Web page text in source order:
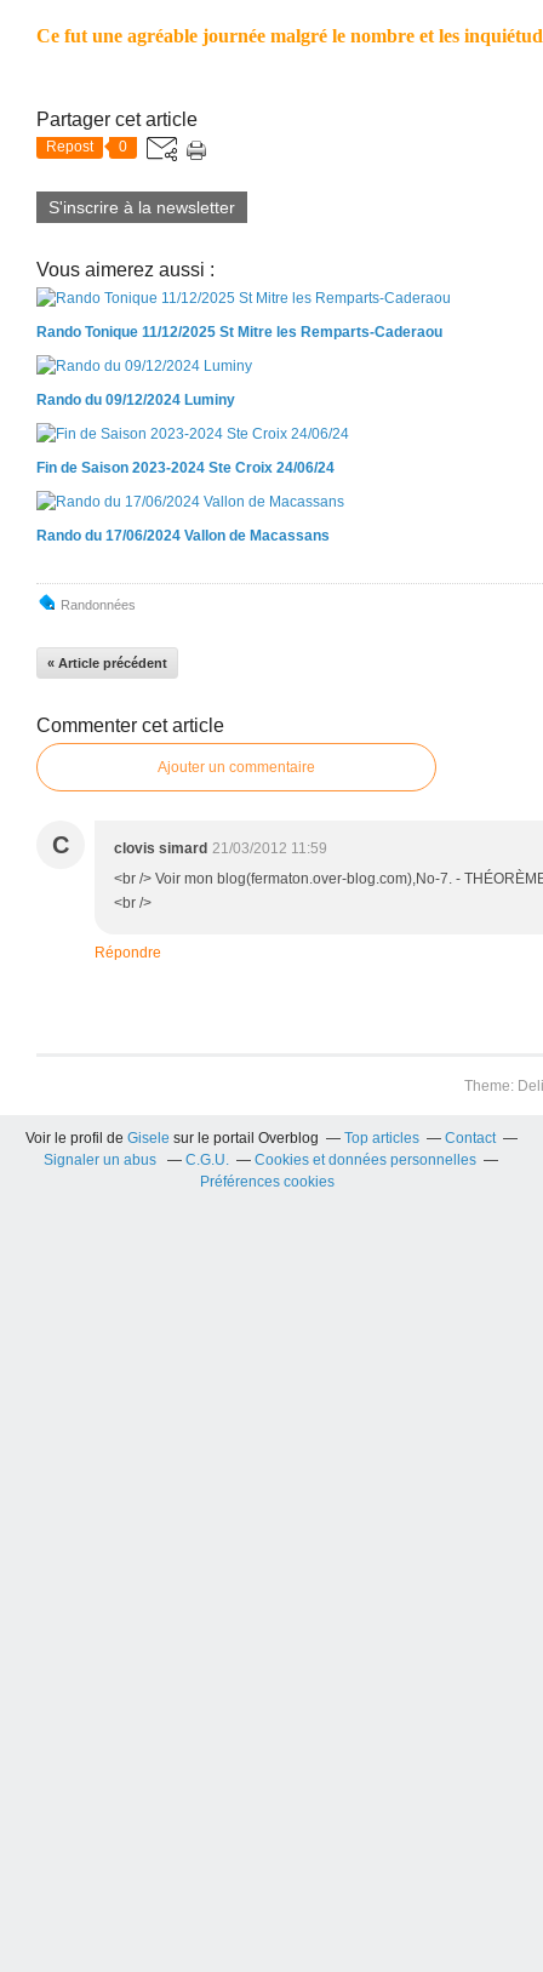
Ce fut une agréable journée malgré le nombre et les
Partager cet article
Repost 0
S'inscrire à la newsletter
Vous aimerez aussi :
Rando Tonique 11/12/2025 St Mitre les Remparts-Caderaou
Rando du 09/12/2024 Luminy
Fin de Saison 2023-2024 Ste Croix 24/06/24
Rando du 17/06/2024 Vallon de Macassans
Randonnées
« Article précédent
Commenter cet article
Ajouter un commentaire
C clovis simard 21/03/2012 11:59
<br /> Voir mon blog(fermaton.over-blog.com),No-7. -
<br />
Répondre
Theme:
Voir le profil de Gisele sur le portail Overblog Top articles
Contact
Signaler un abus
C.G.U.
Cookies et données personnelles
Préférences cookies